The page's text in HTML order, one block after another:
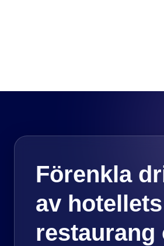
Förenkla
av hotellets
restaurang